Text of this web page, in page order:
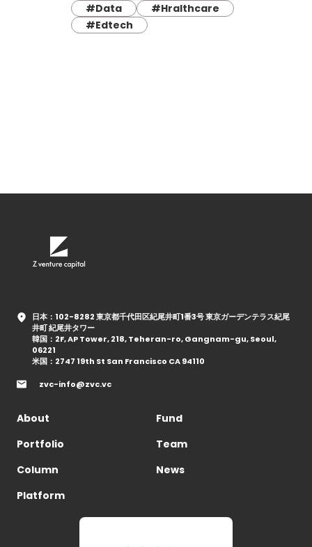
#Data
#Hralthcare
#Edtech
日本：102-8282 東京都千代田区紀尾井町1番3号 東京ガーデンテラス紀尾
井町 紀尾井タワー
韓国：2F, AP Tower, 218, Teheran-ro, Gangnam-gu, Seoul,
06221
米国：2747 19th St San Francisco CA 94110
zvc-info@zvc.vc
About
Fund
Portfolio
Team
Column
News
Platform